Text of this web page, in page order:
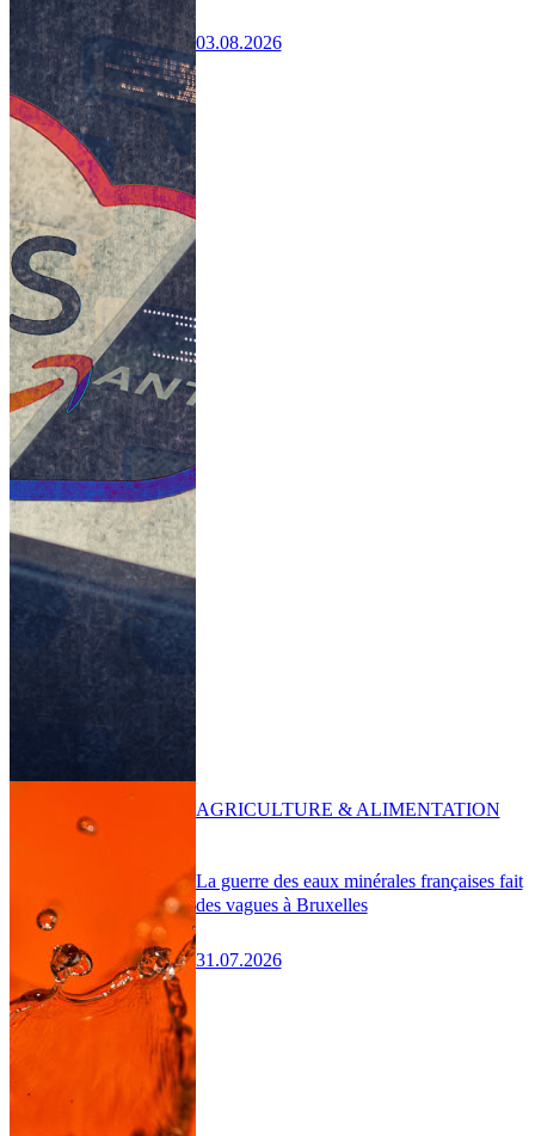
03.08.2026
La guerre des eaux minérales françaises fait
des vagues à Bruxelles
31.07.2026
AGRICULTURE & ALIMENTATION